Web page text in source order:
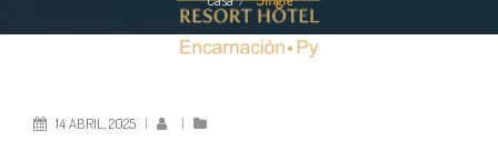
14 ABRIL, 2025 | |